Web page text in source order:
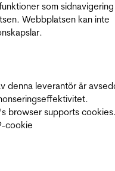
som
Webbplatsen kan inte
denna leverantör är
browser supports
cookie